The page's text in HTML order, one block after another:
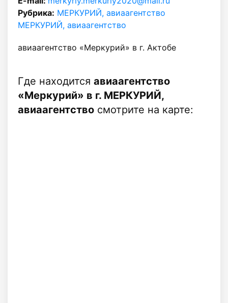
Рубрика: МЕРКУРИЙ, авиаагентство
МЕРКУРИЙ, авиаагентство
авиаагентство «Меркурий» в г. Актобе
Где находится авиаагентство
«Меркурий» в г. МЕРКУРИЙ,
авиаагентство смотрите на карте: